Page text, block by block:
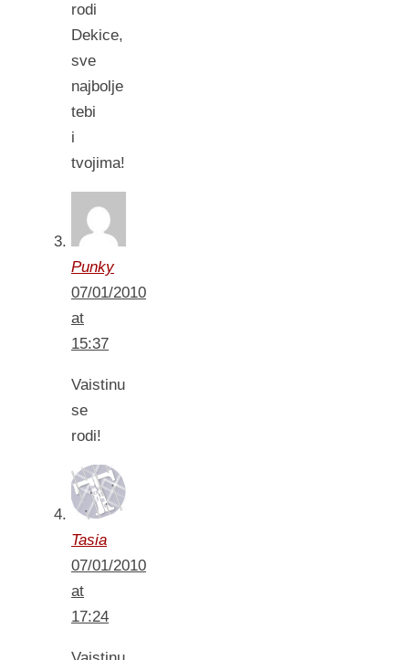
rodi
Dekice,
sve
najbolje
tebi
i
tvojima!
Punky
07/01/2010
at
15:37
Vaistinu
se
rodi!
Tasia
07/01/2010
at
17:24